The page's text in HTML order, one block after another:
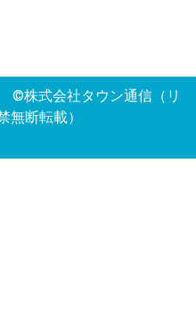
式会社タウン通信（リ
無断転載）